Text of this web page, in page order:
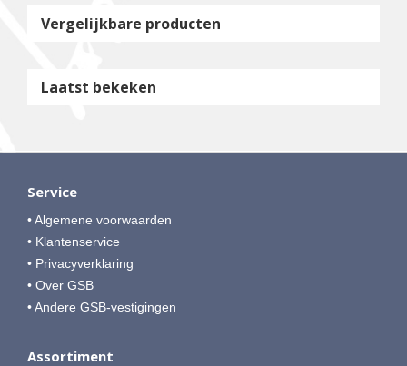
Vergelijkbare producten
Laatst bekeken
Service
• Algemene voorwaarden
• Klantenservice
• Privacyverklaring
• Over GSB
• Andere GSB-vestigingen
Assortiment